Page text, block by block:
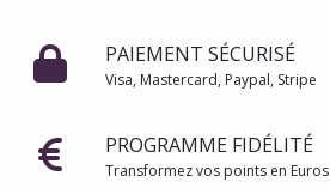
PAIEMENT SÉCURISÉ
Visa, Mastercard, Paypal, Stripe
PROGRAMME FIDÉLITÉ
Transformez vos points en Euros